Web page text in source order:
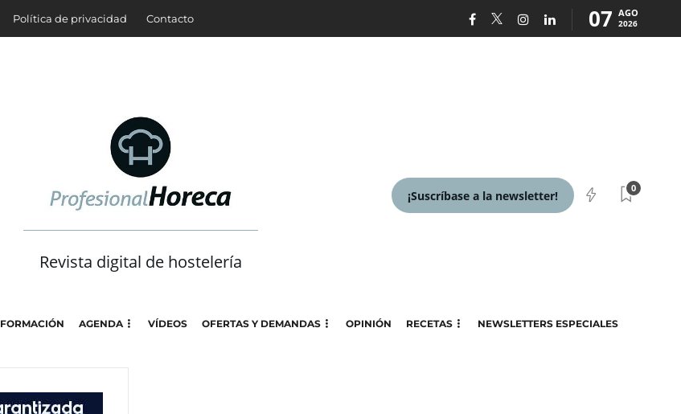
Política de privacidad Contacto 07 AGO
2026
Revista digital de hostelería
¡Suscríbase a la newsletter!
0
FORMACIÓN AGENDA VÍDEOS OFERTAS Y DEMANDAS OPINIÓN RECETAS NEWSLETTERS ESPECIALES